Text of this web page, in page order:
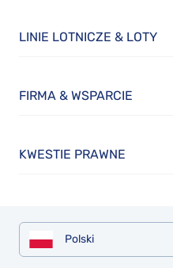
LINIE LOTNICZE & LOTY
FIRMA & WSPARCIE
KWESTIE PRAWNE
Polski